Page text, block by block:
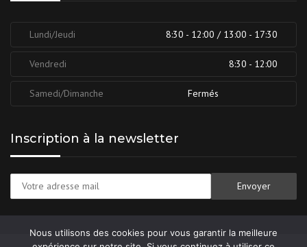
Lundi/Jeudi 8:30 - 12:00 / 13:00 - 17:30
Vendredi 8:30 - 12:00
Samedi/Dimanche Fermés
Inscription à la newsletter
Nous utilisons des cookies pour vous garantir la meilleure